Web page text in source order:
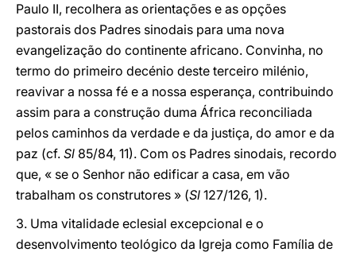
Paulo II, recolhera as orientações e as opções
pastorais dos Padres sinodais para uma nova
evangelização do continente africano. Convinha, no
termo do primeiro decénio deste terceiro milénio,
reavivar a nossa fé e a nossa esperança, contribuindo
assim para a construção duma África reconciliada
pelos caminhos da verdade e da justiça, do amor e da
paz (cf. Sl 85/84, 11). Com os Padres sinodais, recordo
que, « se o Senhor não edificar a casa, em vão
trabalham os construtores » (Sl 127/126, 1).
3. Uma vitalidade eclesial excepcional e o
desenvolvimento teológico da Igreja como Família de